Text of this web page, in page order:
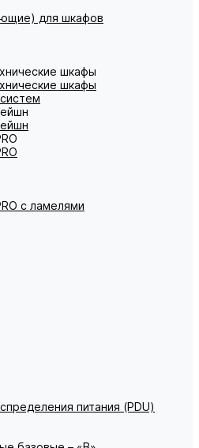
для шкафов
шкафы
шкафы
с ламелями
питания (PDU)